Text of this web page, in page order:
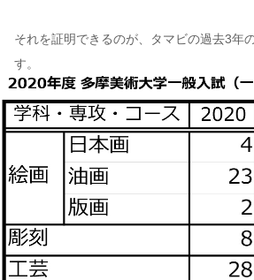
それを証明できるのが、タマビの過去3年
す。